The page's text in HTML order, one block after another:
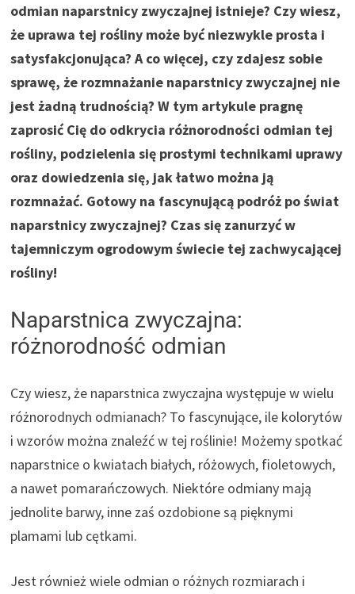
odmian naparstnicy zwyczajnej istnieje? Czy wiesz,
że uprawa tej rośliny może być niezwykle prosta i
satysfakcjonująca? A co więcej, czy zdajesz sobie
sprawę, że rozmnażanie naparstnicy zwyczajnej nie
jest żadną trudnością? W tym artykule pragnę
zaprosić Cię do odkrycia różnorodności odmian tej
rośliny, podzielenia się prostymi technikami uprawy
oraz dowiedzenia się, jak łatwo można ją
rozmnażać. Gotowy na fascynującą podróż po świat
naparstnicy zwyczajnej? Czas się zanurzyć w
tajemniczym ogrodowym świecie tej zachwycającej
rośliny!
Naparstnica zwyczajna:
różnorodność odmian
Czy wiesz, że naparstnica zwyczajna występuje w wielu
różnorodnych odmianach? To fascynujące, ile kolorytów
i wzorów można znaleźć w tej roślinie! Możemy spotkać
naparstnice o kwiatach białych, różowych, fioletowych,
a nawet pomarańczowych. Niektóre odmiany mają
jednolite barwy, inne zaś ozdobione są pięknymi
plamami lub cętkami.
Jest również wiele odmian o różnych rozmiarach i